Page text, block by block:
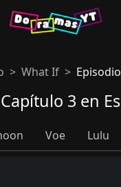
What If
3 en
Voe Lulu